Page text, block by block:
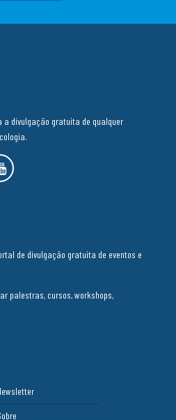
a divulgação gratuita de qualquer
de divulgação gratuita de eventos e
palestras, cursos, workshops,